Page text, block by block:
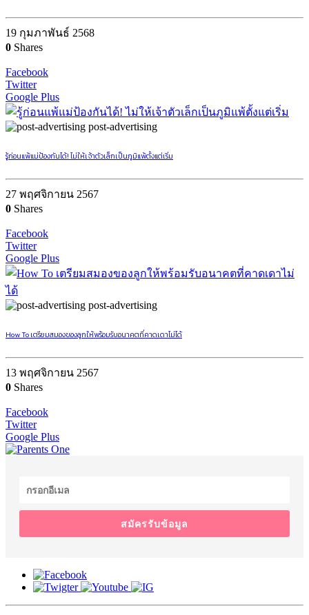
19 กุมภาพันธ์ 2568
0 Shares
Facebook
Twitter
Google Plus
post-advertising
รู้ก่อนแพ้แม่ป้องกันได้! ไม่ให้เจ้าตัวเล็กเป็นภูมิแพ้ตั้งแต่เริ่ม
27 พฤศจิกายน 2567
0 Shares
Facebook
Twitter
Google Plus
post-advertising
How To เตรียมสมองของลูกให้พร้อมรับอนาคตที่คาดเดาไม่ได้
13 พฤศจิกายน 2567
0 Shares
Facebook
Twitter
Google Plus
สมัครรับข้อมูล